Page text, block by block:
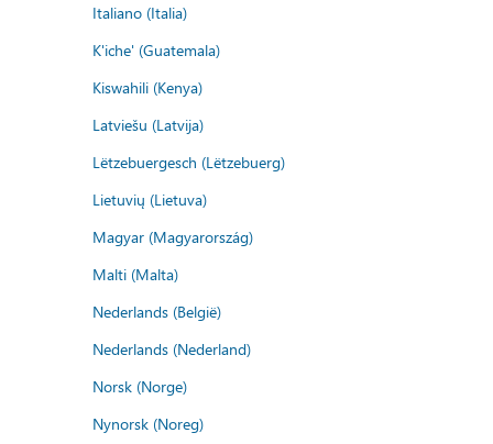
Italiano (Italia)
K'iche' (Guatemala)
Kiswahili (Kenya)
Latviešu (Latvija)
Lëtzebuergesch (Lëtzebuerg)
Lietuvių (Lietuva)
Magyar (Magyarország)
Malti (Malta)
Nederlands (België)
Nederlands (Nederland)
Norsk (Norge)
Nynorsk (Noreg)